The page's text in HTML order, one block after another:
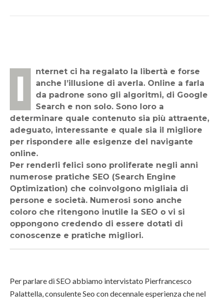
Internet ci ha regalato la libertà e forse
anche l’illusione di averla. Online a farla
da padrone sono gli algoritmi, di Google
Search e non solo. Sono loro a
determinare quale contenuto sia più attraente,
adeguato, interessante e quale sia il migliore
per rispondere alle esigenze del navigante
online.
Per renderli felici sono proliferate negli anni
numerose pratiche SEO (Search Engine
Optimization) che coinvolgono migliaia di
persone e società. Numerosi sono anche
coloro che ritengono inutile la SEO o vi si
oppongono credendo di essere dotati di
conoscenze e pratiche migliori.
Per parlare di SEO abbiamo intervistato Pierfrancesco
Palattella, consulente Seo con decennale esperienza che nel